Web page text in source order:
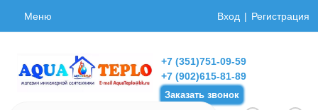
Меню Вход Регистрация
+7 (351)751-09-59
+7 (902)615-81-89
Заказать звонок